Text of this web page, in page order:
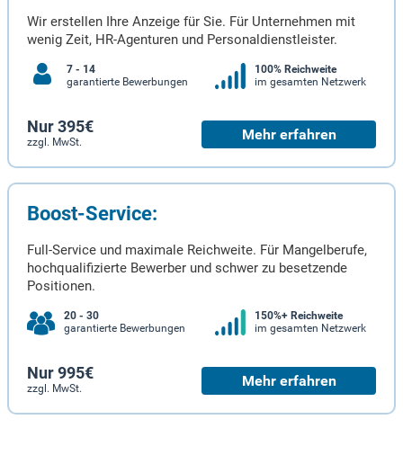
Wir erstellen Ihre Anzeige für Sie. Für Unternehmen mit
wenig Zeit, HR-Agenturen und Personaldienstleister.
7 - 14
garantierte Bewerbungen
100% Reichweite
im gesamten Netzwerk
Nur 395€
zzgl. MwSt. Mehr erfahren
Boost-Service:
Full-Service und maximale Reichweite. Für Mangelberufe,
hochqualifizierte Bewerber und schwer zu besetzende
Positionen.
20 - 30
garantierte Bewerbungen
150%+ Reichweite
im gesamten Netzwerk
Nur 995€
zzgl. MwSt. Mehr erfahren